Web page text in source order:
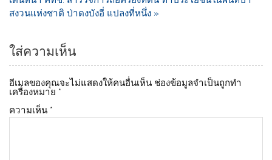
สงวนแห่งชาติ ป่าดงบังอี่ แปลงที่หนึ่ง »
ใส่ความเห็น
อีเมลของคุณจะไม่แสดงให้คนอื่นเห็น ช่องข้อมูลจำเป็นถูกทำ
เครื่องหมาย *
ความเห็น *